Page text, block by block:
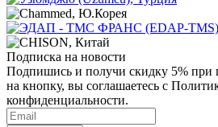
Подписка на новости
Подпишись и получи скидку 5% при
на кнопку, вы соглашаетесь с
конфиденциальности.